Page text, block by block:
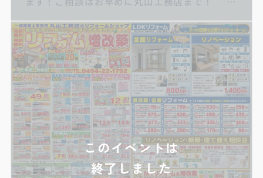
リフォーム/洗面化粧台リフォーム/給湯器交換/
屋根・外壁リフォーム/住宅省エネ補助金
このイベントは
終了しました